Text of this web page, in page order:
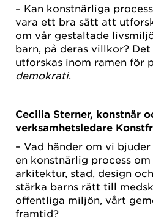
– Kan konstnärliga
vara ett bra sätt att
om vår gestaltade
barn, på deras villkor?
utforskas inom ramen för
demokrati.
Cecilia Sterner, konstnär
verksamhetsledare
– Vad händer om vi
en konstnärlig process
arkitektur, stad, design
stärka barns rätt till
offentliga miljön, vårt
framtid?